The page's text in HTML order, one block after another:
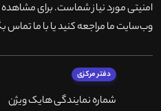
امنیتی مورد نیاز شماست. برای
وب‌سایت ما مراجعه کنید یا با ما تماس
دفتر مرکزی
شماره نمایندگی هایک ویژن